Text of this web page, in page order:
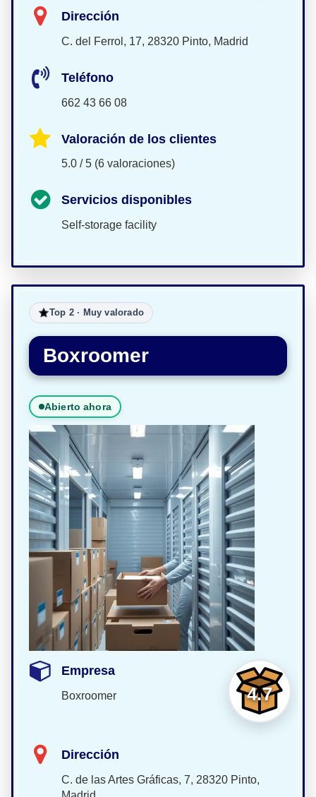
Dirección
C. del Ferrol, 17, 28320 Pinto, Madrid
Teléfono
662 43 66 08
Valoración de los clientes
5.0 / 5 (6 valoraciones)
Servicios disponibles
Self-storage facility
Top 2 · Muy valorado
Boxroomer
Abierto ahora
4.7
Empresa
Boxroomer
Dirección
C. de las Artes Gráficas, 7, 28320 Pinto,